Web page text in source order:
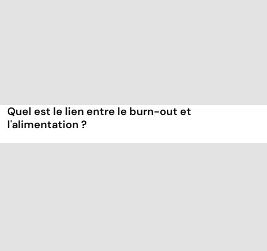
Quel est le lien entre le burn-out et
l'alimentation ?